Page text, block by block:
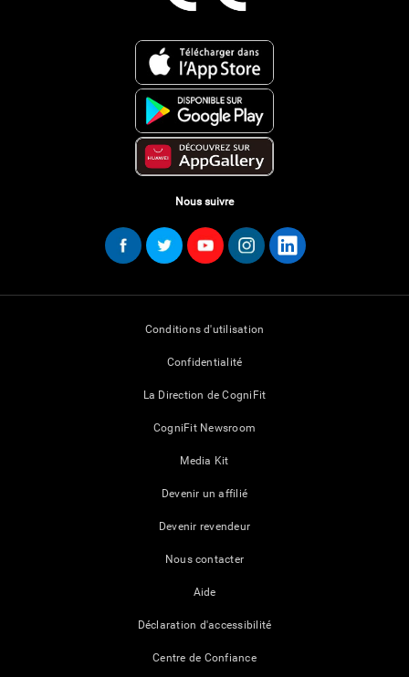
Nous suivre
Conditions d'utilisation
Confidentialité
La Direction de CogniFit
CogniFit Newsroom
Media Kit
Devenir un affilié
Devenir revendeur
Nous contacter
Aide
Déclaration d'accessibilité
Centre de Confiance